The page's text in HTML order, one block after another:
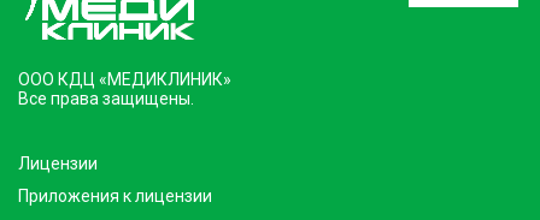
ООО КДЦ «МЕДИКЛИНИК»
Все права защищены.
Лицензии
Приложения к лицензии